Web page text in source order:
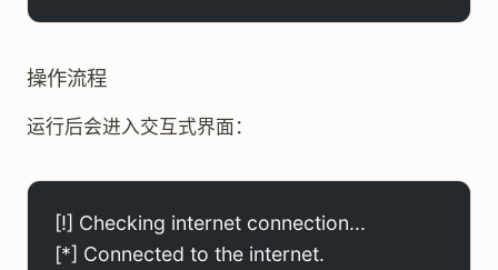
操作流程
运行后会进入交互式界面：
[!] Checking internet connection...
[*] Connected to the internet.